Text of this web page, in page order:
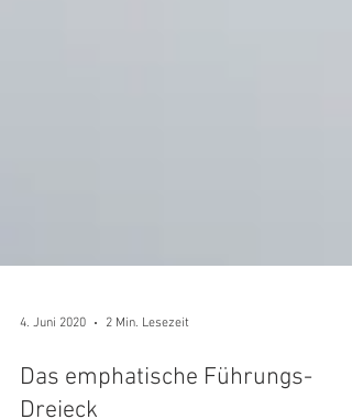
4. Juni 2020 2 Min. Lesezeit